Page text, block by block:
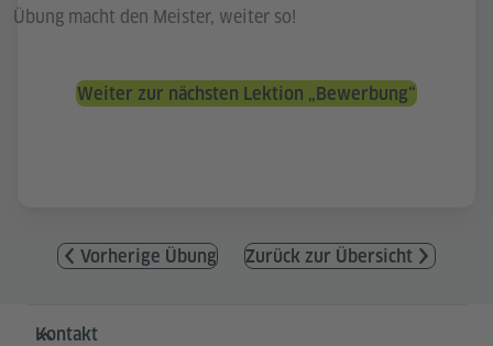
Übung macht den Meister, weiter so!
Weiter zur nächsten Lektion „Bewerbung“
Vorherige Übung Zurück zur Übersicht
Service- und Informationsbereich
Kontakt